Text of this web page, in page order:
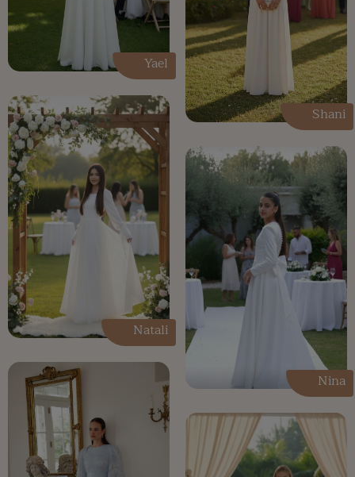
Shani
Yael
Nina
Natali